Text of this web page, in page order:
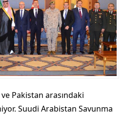
Pakistan arasındaki
Suudi Arabistan Savunma